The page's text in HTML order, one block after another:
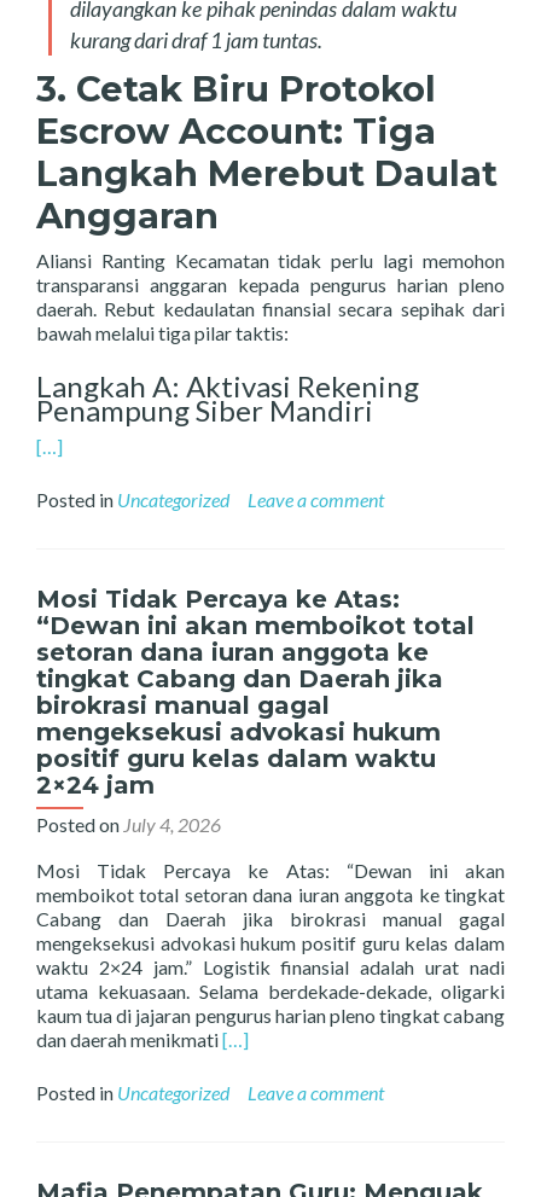
dilayangkan ke pihak penindas dalam waktu
kurang dari draf 1 jam tuntas.
3. Cetak Biru Protokol
Escrow Account: Tiga
Langkah Merebut Daulat
Anggaran
Aliansi Ranting Kecamatan tidak perlu lagi memohon
transparansi anggaran kepada pengurus harian pleno
daerah. Rebut kedaulatan finansial secara sepihak dari
bawah melalui tiga pilar taktis:
Langkah A: Aktivasi Rekening
Penampung Siber Mandiri
[…]
Posted in Uncategorized Leave a comment
Mosi Tidak Percaya ke Atas:
“Dewan ini akan memboikot total
setoran dana iuran anggota ke
tingkat Cabang dan Daerah jika
birokrasi manual gagal
mengeksekusi advokasi hukum
positif guru kelas dalam waktu
2×24 jam
Posted on July 4, 2026
Mosi Tidak Percaya ke Atas: “Dewan ini akan
memboikot total setoran dana iuran anggota ke tingkat
Cabang dan Daerah jika birokrasi manual gagal
mengeksekusi advokasi hukum positif guru kelas dalam
waktu 2×24 jam.” Logistik finansial adalah urat nadi
utama kekuasaan. Selama berdekade-dekade, oligarki
kaum tua di jajaran pengurus harian pleno tingkat cabang
dan daerah menikmatiRead
about
ke
[…]
Posted in Uncategorized Leave a comment